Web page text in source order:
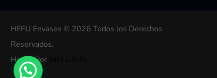
HEFU Envases © 2026 Todos los Derechos
Reservados.
Hecho Por